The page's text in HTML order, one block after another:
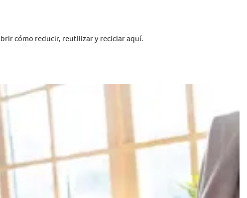
cómo reducir, reutilizar y reciclar aquí.